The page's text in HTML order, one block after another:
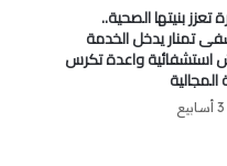
تعزز بنيتها الصحية..
تمنار يدخل الخدمة
استشفائية واعدة تكرس
المجالية